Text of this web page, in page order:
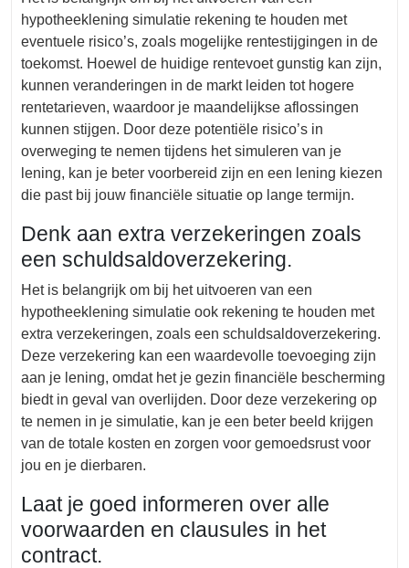
hypotheeklening simulatie rekening te houden met
eventuele risico’s, zoals mogelijke rentestijgingen in de
toekomst. Hoewel de huidige rentevoet gunstig kan zijn,
kunnen veranderingen in de markt leiden tot hogere
rentetarieven, waardoor je maandelijkse aflossingen
kunnen stijgen. Door deze potentiële risico’s in
overweging te nemen tijdens het simuleren van je
lening, kan je beter voorbereid zijn en een lening kiezen
die past bij jouw financiële situatie op lange termijn.
Denk aan extra verzekeringen zoals
een schuldsaldoverzekering.
Het is belangrijk om bij het uitvoeren van een
hypotheeklening simulatie ook rekening te houden met
extra verzekeringen, zoals een schuldsaldoverzekering.
Deze verzekering kan een waardevolle toevoeging zijn
aan je lening, omdat het je gezin financiële bescherming
biedt in geval van overlijden. Door deze verzekering op
te nemen in je simulatie, kan je een beter beeld krijgen
van de totale kosten en zorgen voor gemoedsrust voor
jou en je dierbaren.
Laat je goed informeren over alle
voorwaarden en clausules in het
contract.